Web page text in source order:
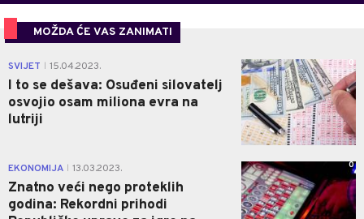
MOŽDA ĆE VAS ZANIMATI
SVIJET 15.04.2023.
I to se dešava: Osuđeni silovatelj
osvojio osam miliona evra na
lutriji
0
EKONOMIJA 13.03.2023.
Znatno veći nego proteklih
godina: Rekordni prihodi
0